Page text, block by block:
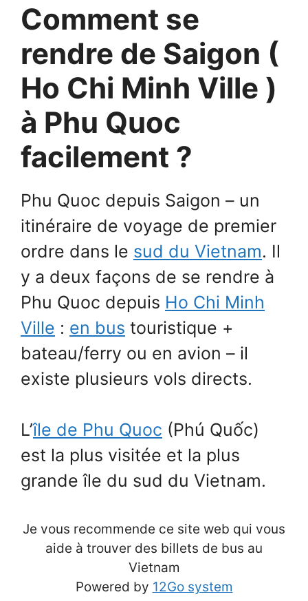
Comment se
rendre de Saigon (
Ho Chi Minh Ville )
à Phu Quoc
facilement ?
Phu Quoc depuis Saigon – un
itinéraire de voyage de premier
ordre dans le sud du Vietnam. Il
y a deux façons de se rendre à
Phu Quoc depuis Ho Chi Minh
Ville : en bus touristique +
bateau/ferry ou en avion – il
existe plusieurs vols directs.
L’île de Phu Quoc (Phú Quốc)
est la plus visitée et la plus
grande île du sud du Vietnam.
Je vous recommende ce site web qui vous
aide à trouver des billets de bus au
Vietnam
Powered by 12Go system